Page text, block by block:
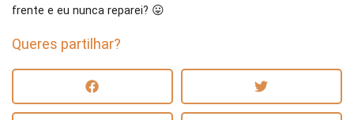
frente e eu nunca reparei? 😛
Queres partilhar?